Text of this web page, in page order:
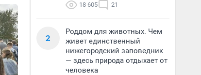
18 605 21
2
Роддом для животных. Чем
живет единственный
нижегородский заповедник
— здесь природа отдыхает от
человека